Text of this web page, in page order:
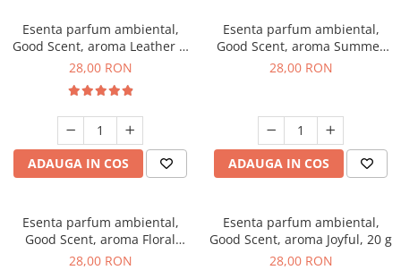
Site Pisoar
Esenta parfum ambiental,
Good Scent, aroma Leather &
Black Oudh, 20 g
28,00 RON
ADAUGA IN COS
Esenta parfum ambiental,
Good Scent, aroma Summer
Melon, 20 g
28,00 RON
ADAUGA IN COS
Esenta parfum ambiental,
Good Scent, aroma Floral
Bouquet, 20 g
28,00 RON
Esenta parfum ambiental,
Good Scent, aroma Joyful, 20 g
28,00 RON